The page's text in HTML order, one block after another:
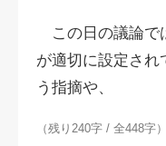
この日の議論で
が適切に設定され
う指摘や、
（残り240字 / 全448字）